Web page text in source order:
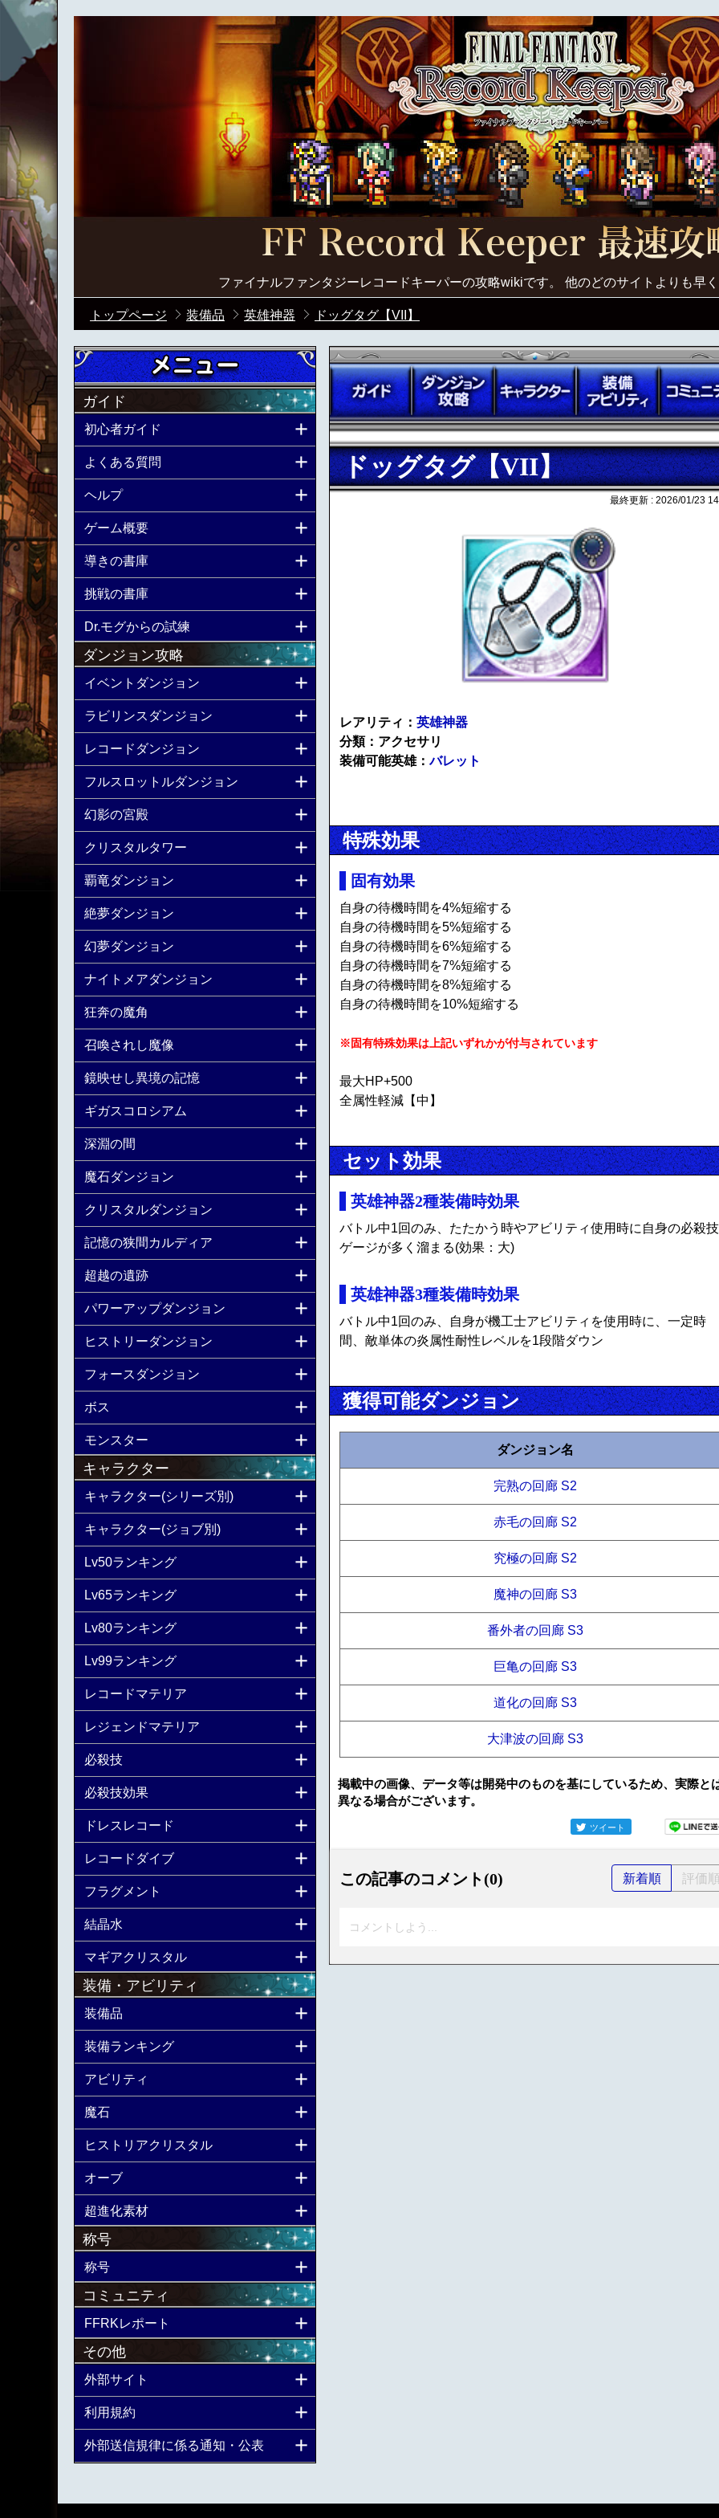
ファイナルファンタジーレコードキーパーの攻略wikiです。 他のどのサイトよりも早
トップページ 装備品 英雄神器 ドッグタグ【VII】
ドッグタグ【VII】
最終更新 : 2026/01/23
レアリティ： 英雄神器
分類：アクセサリ
装備可能英雄：バレット
特殊効果
固有効果
自身の待機時間を4%短縮する
自身の待機時間を5%短縮する
自身の待機時間を6%短縮する
自身の待機時間を7%短縮する
自身の待機時間を8%短縮する
自身の待機時間を10%短縮する
※固有特殊効果は上記いずれかが付与されています
最大HP+500
全属性軽減【中】
セット効果
英雄神器2種装備時効果
バトル中1回のみ、たたかう時やアビリティ使用時に自身の必殺技
ゲージが多く溜まる(効果：大)
英雄神器3種装備時効果
バトル中1回のみ、自身が機工士アビリティを使用時に、一定時
間、敵単体の炎属性耐性レベルを1段階ダウン
獲得可能ダンジョン
ダンジョン名
完熟の回廊 S2
赤毛の回廊 S2
究極の回廊 S2
魔神の回廊 S3
番外者の回廊 S3
巨亀の回廊 S3
道化の回廊 S3
大津波の回廊 S3
掲載中の画像、データ等は開発中のものを基にしているため、実際と
異なる場合がございます。
ツイート
この記事のコメント(0) 新着順 評価
コメントしよう...
ガイド
初心者ガイド
よくある質問
ヘルプ
ゲーム概要
導きの書庫
挑戦の書庫
Dr.モグからの試練
ダンジョン攻略
イベントダンジョン
ラビリンスダンジョン
レコードダンジョン
フルスロットルダンジョン
幻影の宮殿
クリスタルタワー
覇竜ダンジョン
絶夢ダンジョン
幻夢ダンジョン
ナイトメアダンジョン
狂奔の魔角
召喚されし魔像
鏡映せし異境の記憶
ギガスコロシアム
深淵の間
魔石ダンジョン
クリスタルダンジョン
記憶の狭間カルディア
超越の遺跡
パワーアップダンジョン
ヒストリーダンジョン
フォースダンジョン
ボス
モンスター
キャラクター
キャラクター(シリーズ別)
キャラクター(ジョブ別)
Lv50ランキング
Lv65ランキング
Lv80ランキング
Lv99ランキング
レコードマテリア
レジェンドマテリア
必殺技
必殺技効果
ドレスレコード
レコードダイブ
フラグメント
結晶水
マギアクリスタル
装備・アビリティ
装備品
装備ランキング
アビリティ
魔石
ヒストリアクリスタル
オーブ
超進化素材
称号
称号
コミュニティ
FFRKレポート
その他
外部サイト
利用規約
外部送信規律に係る通知・公表